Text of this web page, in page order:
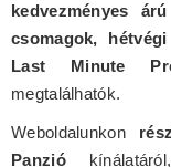
kedvezményes
csomagok,
Last Minute
megtalálhatók.
Weboldalunkon
Panzió